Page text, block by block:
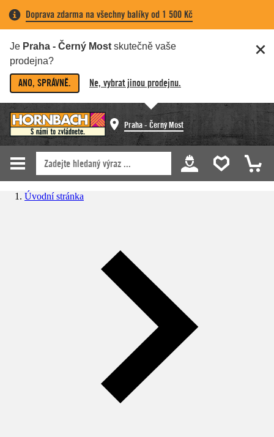
Doprava zdarma na všechny balíky od 1 500 Kč
Je Praha - Černý Most skutečně vaše
prodejna?
ANO, SPRÁVNĚ. Ne, vybrat jinou prodejnu.
Praha - Černý Most
Úvodní stránka